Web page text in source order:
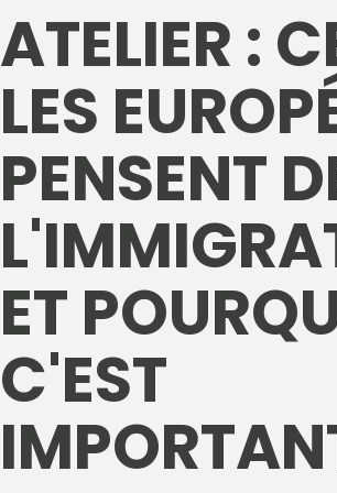
ATELIER :
LES
PENSENT
ET
C'EST